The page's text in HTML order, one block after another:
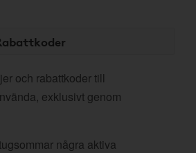
och rabattkoder till
exklusivt genom
några aktiva